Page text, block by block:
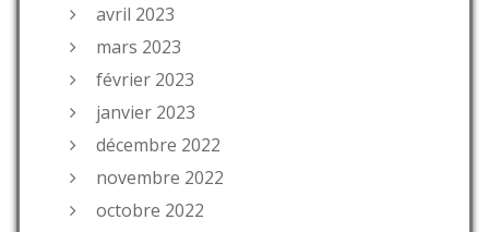
avril 2023
mars 2023
février 2023
janvier 2023
décembre 2022
novembre 2022
octobre 2022